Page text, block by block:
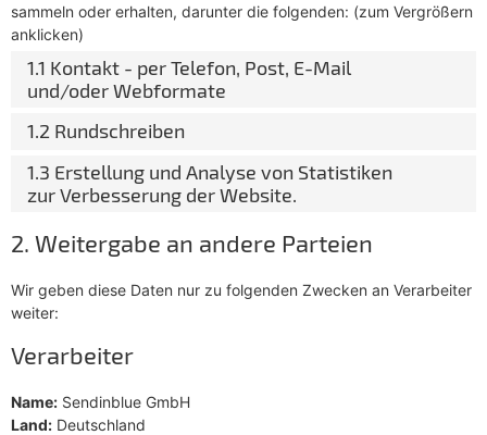
sammeln oder erhalten, darunter die folgenden: (zum Vergrößern
anklicken)
1.1 Kontakt - per Telefon, Post, E-Mail
und/oder Webformate
1.2 Rundschreiben
1.3 Erstellung und Analyse von Statistiken
zur Verbesserung der Website.
2. Weitergabe an andere Parteien
Wir geben diese Daten nur zu folgenden Zwecken an Verarbeiter
weiter:
Verarbeiter
Name: Sendinblue GmbH
Land: Deutschland